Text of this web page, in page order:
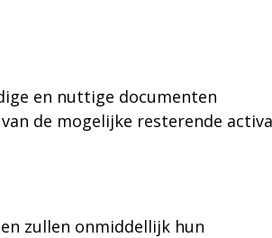
en nuttige documenten
de mogelijke resterende activa
zullen onmiddellijk hun